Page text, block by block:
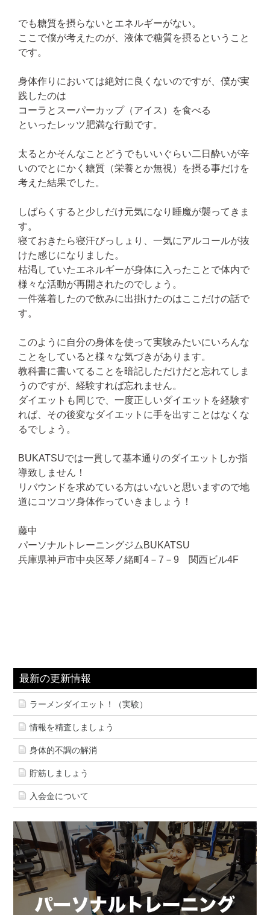
でも糖質を摂らないとエネルギーがない。
ここで僕が考えたのが、液体で糖質を摂るということ
です。
身体作りにおいては絶対に良くないのですが、僕が実
践したのは
コーラとスーパーカップ（アイス）を食べる
といったレッツ肥満な行動です。
太るとかそんなことどうでもいいぐらい二日酔いが辛
いのでとにかく糖質（栄養とか無視）を摂る事だけを
考えた結果でした。
しばらくすると少しだけ元気になり睡魔が襲ってきま
す。
寝ておきたら寝汗びっしょり、一気にアルコールが抜
けた感じになりました。
枯渇していたエネルギーが身体に入ったことで体内で
様々な活動が再開されたのでしょう。
一件落着したので飲みに出掛けたのはここだけの話で
す。
このように自分の身体を使って実験みたいにいろんな
ことをしていると様々な気づきがあります。
教科書に書いてることを暗記しただけだと忘れてしま
うのですが、経験すれば忘れません。
ダイエットも同じで、一度正しいダイエットを経験す
れば、その後変なダイエットに手を出すことはなくな
るでしょう。
BUKATSUでは一貫して基本通りのダイエットしか指
導致しません！
リバウンドを求めている方はいないと思いますので地
道にコツコツ身体作っていきましょう！
藤中
パーソナルトレーニングジムBUKATSU
兵庫県神戸市中央区琴ノ緒町4－7－9 関西ビル4F
最新の更新情報
ラーメンダイエット！（実験）
情報を精査しましょう
身体的不調の解消
貯筋しましょう
入会金について